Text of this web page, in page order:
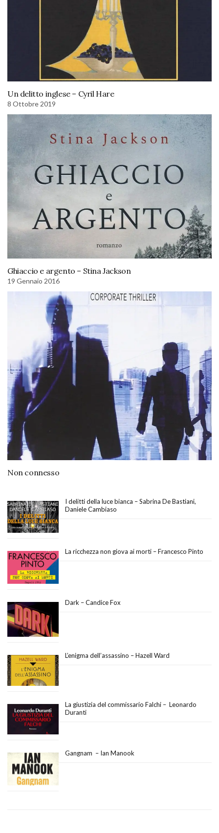
Un delitto inglese – Cyril Hare
8 Ottobre 2019
Ghiaccio e argento – Stina Jackson
19 Gennaio 2016
Non connesso
I delitti della luce bianca – Sabrina De Bastiani,
Daniele Cambiaso
La ricchezza non giova ai morti – Francesco Pinto
Dark – Candice Fox
L’enigma dell’assassino – Hazell Ward
La giustizia del commissario Falchi – Leonardo
Duranti
Gangnam – Ian Manook